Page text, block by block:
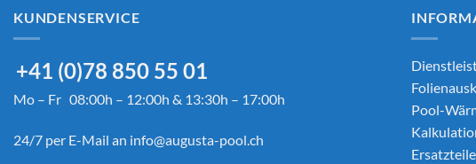
KUNDENSERVICE
+41 (0)78 850 55 01
Mo – Fr 08:00h – 12:00h & 13:30h – 17:00h
24/7 per E-Mail an info@augusta-pool.ch
Pool-
Ersatzteile